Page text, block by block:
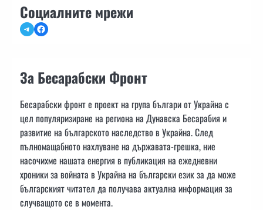
Социалните мрежи
TelegramFacebook
За Бесарабски Фронт
Бесарабски фронт е проект на група българи от Украйна с
цел популяризиране на региона на Дунавска Бесарабия и
развитие на българското наследство в Украйна. След
пълномащабното нахлуване на държавата-грешка, ние
насочихме нашата енергия в публикация на ежедневни
хроники за войната в Украйна на български език за да може
българският читател да получава актуална информация за
случващото се в момента.